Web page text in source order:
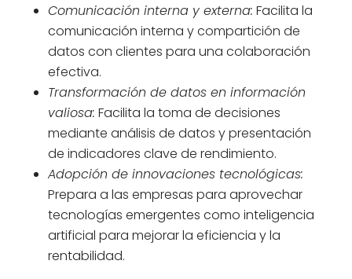
Comunicación interna y externa: Facilita la
comunicación interna y compartición de
datos con clientes para una colaboración
efectiva.
Transformación de datos en información
valiosa: Facilita la toma de decisiones
mediante análisis de datos y presentación
de indicadores clave de rendimiento.
Adopción de innovaciones tecnológicas:
Prepara a las empresas para aprovechar
tecnologías emergentes como inteligencia
artificial para mejorar la eficiencia y la
rentabilidad.